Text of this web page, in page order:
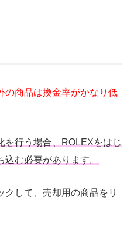
の商品は換金率がかなり低
を行う場合、ROLEXをはじ
む必要があります。
して、売却用の商品をリ